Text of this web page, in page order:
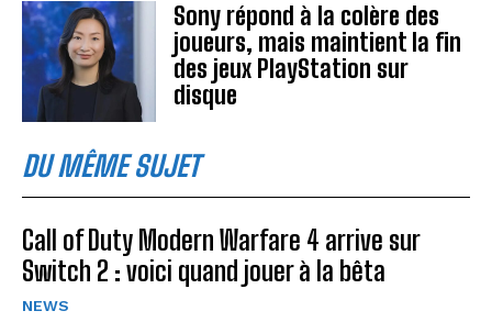
Sony répond à la colère des
joueurs, mais maintient la fin
des jeux PlayStation sur
disque
DU MÊME SUJET
Call of Duty Modern Warfare 4 arrive sur
Switch 2 : voici quand jouer à la bêta
NEWS